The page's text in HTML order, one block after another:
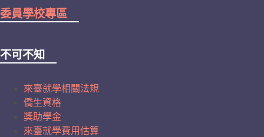
委員學校專區
不可不知
來臺就學相關法規
僑生資格
獎助學金
來臺就學費用估算